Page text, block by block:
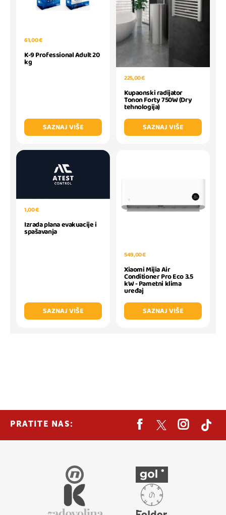
61,00 €
K-9 Professional Adult 20
kg
SAZNAJ VIŠE
225,00 €
Kupaonski radijator
Tonon Forty 750W (Dry
tehnologija)
SAZNAJ VIŠE
1,00 €
Izrada plana evakuacije i
spašavanja
SAZNAJ VIŠE
549,00 €
Xiaomi Mijia Air
Conditioner Pro Eco 3.5
kW - Pametni klima
uređaj
SAZNAJ VIŠE
PRATITE NAS: